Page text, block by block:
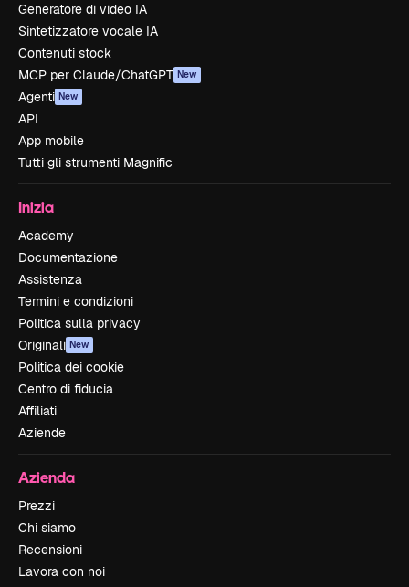
Generatore di video IA
Sintetizzatore vocale IA
Contenuti stock
MCP per Claude/ChatGPT New
Agenti New
API
App mobile
Tutti gli strumenti Magnific
Inizia
Academy
Documentazione
Assistenza
Termini e condizioni
Politica sulla privacy
Originali New
Politica dei cookie
Centro di fiducia
Affiliati
Aziende
Azienda
Prezzi
Chi siamo
Recensioni
Lavora con noi